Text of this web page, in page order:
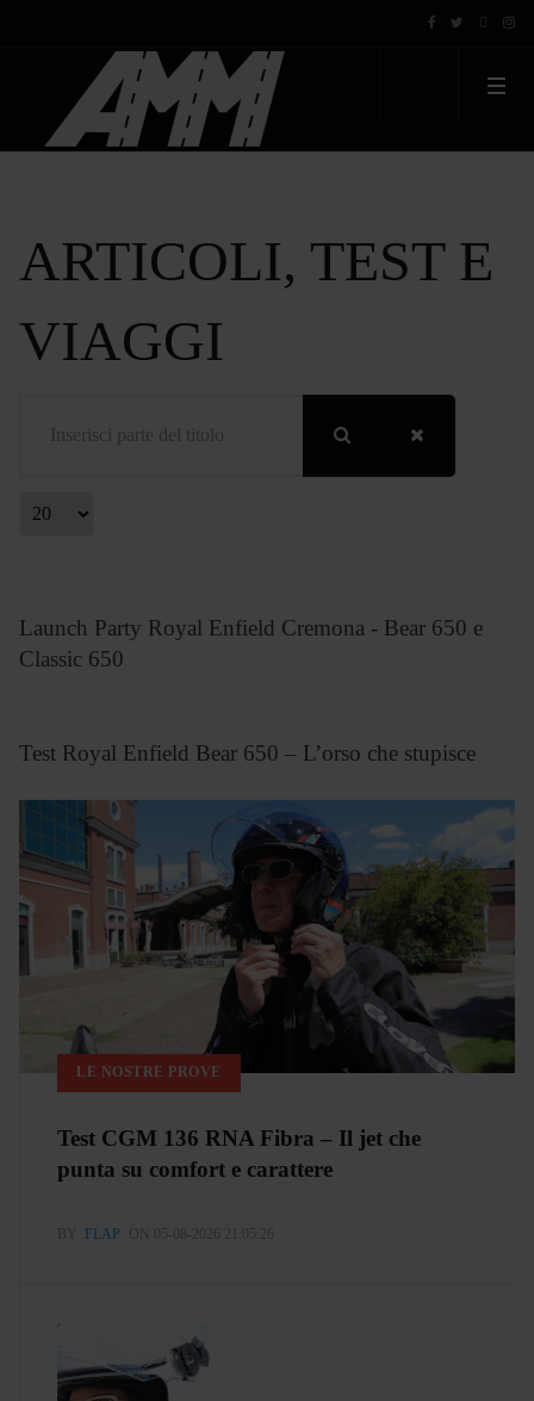
ARTICOLI, TEST E
VIAGGI
Visualizza #
Launch Party Royal Enfield Cremona - Bear 650 e
Classic 650
Test Royal Enfield Bear 650 – L’orso che stupisce
LE NOSTRE PROVE
Test CGM 136 RNA Fibra – Il jet che
punta su comfort e carattere
BY FLAP ON 05-08-2026 21:05:26